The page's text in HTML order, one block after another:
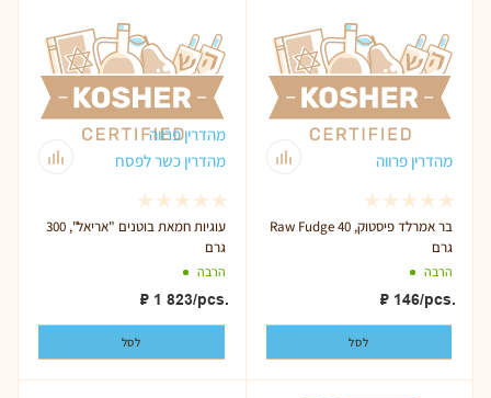
מהדרין פרווה
מהדרין כשר לפסח
עוגיות חמאת בוטנים "אריאל", 300
גרם
הרבה
₽ 1 823/pcs.
לסל
מהדרין פרווה
Raw Fudge בר אמרלד פיסטוק, 40
גרם
הרבה
₽ 146/pcs.
לסל